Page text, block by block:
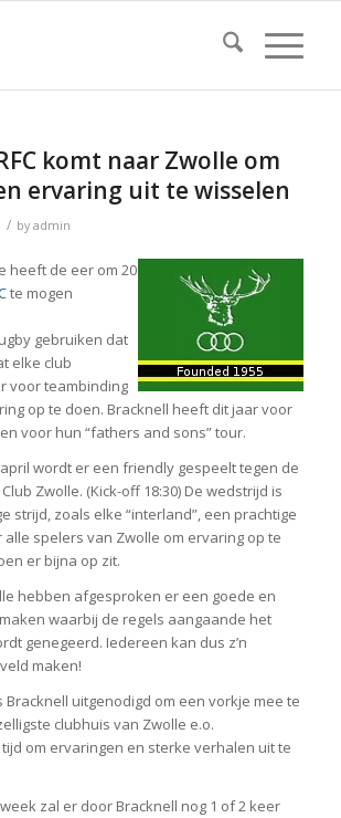
komt naar Zwolle om
ervaring uit te wisselen
/ by admin
heeft de eer om 20
te mogen
gebruiken dat
elke club
voor teambinding
op te doen. Bracknell heeft dit jaar voor
voor hun “fathers and sons” tour.
wordt er een friendly gespeelt tegen de
Zwolle. (Kick-off 18:30) De wedstrijd is
strijd, zoals elke “interland”, een prachtige
alle spelers van Zwolle om ervaring op te
er bijna op zit.
hebben afgesproken er een goede en
waarbij de regels aangaande het
genegeerd. Iedereen kan dus z’n
maken!
Bracknell uitgenodigd om een vorkje mee te
clubhuis van Zwolle e.o.
om ervaringen en sterke verhalen uit te
zal er door Bracknell nog 1 of 2 keer